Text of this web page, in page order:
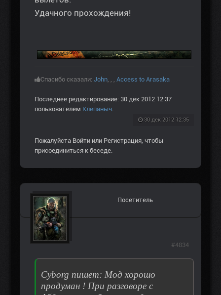
Удачного прохождения!
Спасибо сказали: John Access to Arasaka
Последнее редактирование: 30 дек 2012 12:37
пользователем Клепаныч
30 дек 2012 12:35
Пожалуйста Войти или Регистрация , чтобы
присоединиться к беседе.
Посетитель
Сyborg пишет: Мод хорошо
продуман ! При разговоре с
#4834